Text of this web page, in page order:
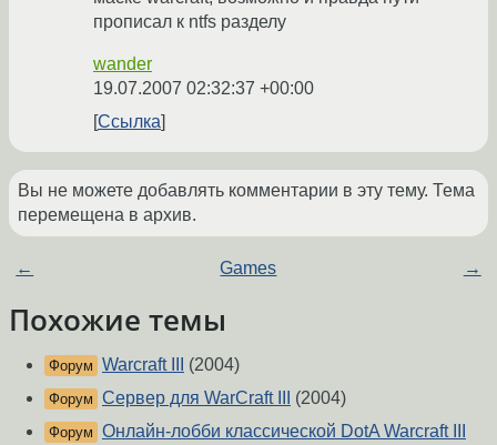
прописал к ntfs разделу
wander
19.07.2007 02:32:37 +00:00
Ссылка
Вы не можете добавлять комментарии в эту тему. Тема
перемещена в архив.
← Games →
Похожие темы
Форум Warcraft III (2004)
Форум Сервер для WarCraft III (2004)
Форум Онлайн-лобби классической DotA Warcraft III